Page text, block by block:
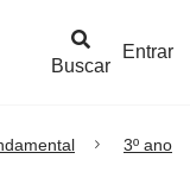
Buscar
Entrar
3º ano